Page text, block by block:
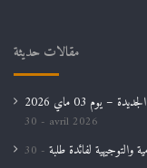
مقالات حديثة
03 ماي 2026
30 avril 2026
والتوجيهية لفائدة طلبة